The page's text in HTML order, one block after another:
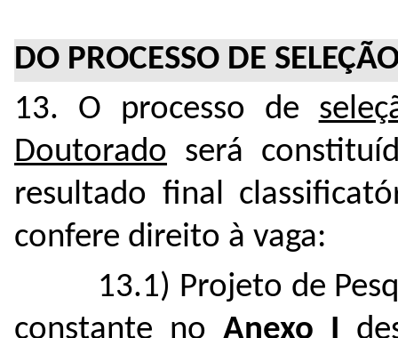
DO PROCESSO DE
13. O processo de
Doutorado será
resultado final
confere direito à vaga:
13.1) Projeto de
constante no Anexo I